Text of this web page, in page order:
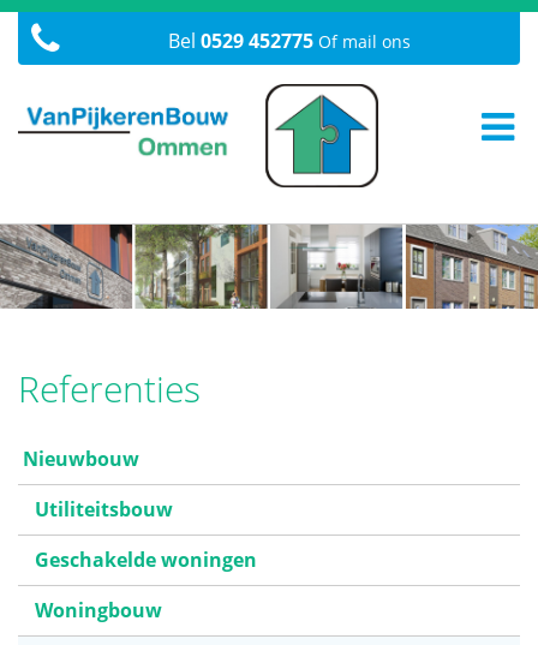
Bel 0529 452775Of mail ons
Referenties
Nieuwbouw
Utiliteitsbouw
Geschakelde woningen
Woningbouw